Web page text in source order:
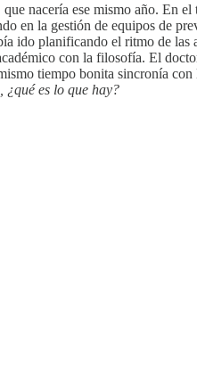
nacería ese mismo año. En
en la gestión de equipos de
ido planificando el ritmo de las
con la filosofía. El
tiempo bonita sincronía
¿qué es lo que hay?